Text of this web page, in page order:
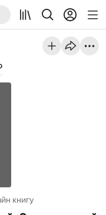
книгу